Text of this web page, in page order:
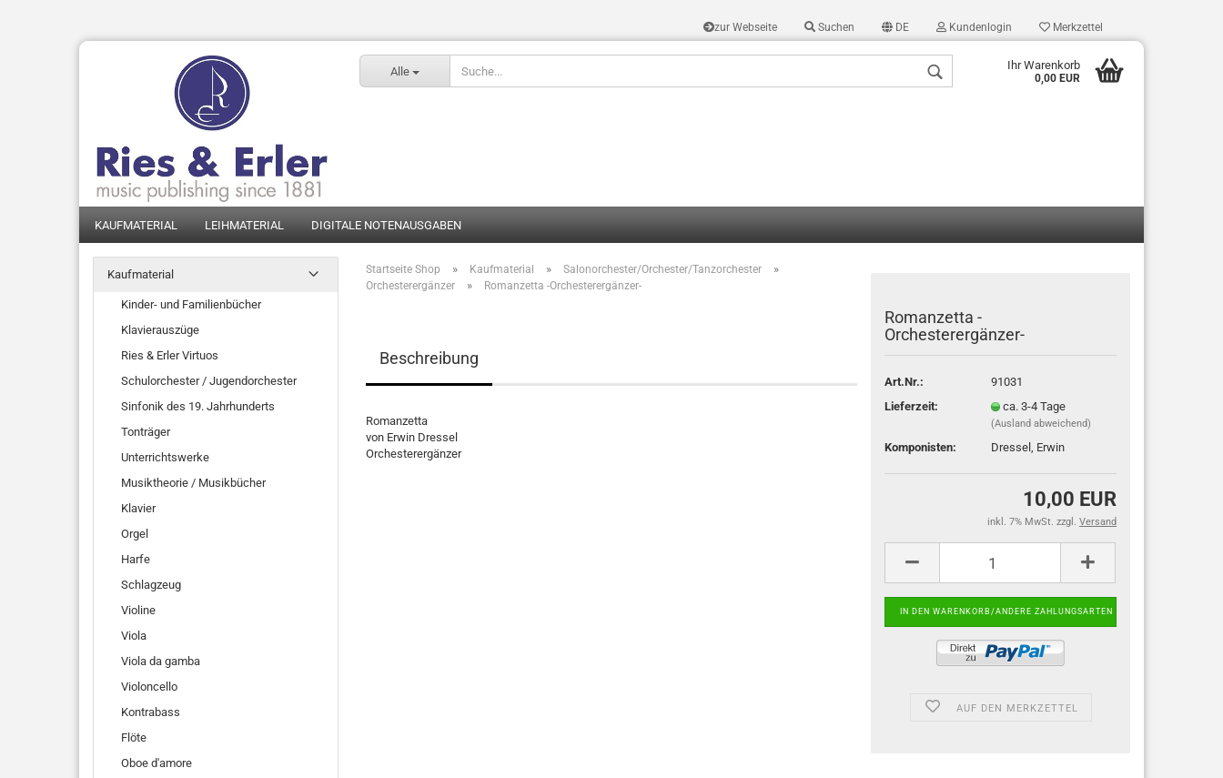
zur Webseite Suchen DE Kundenlogin Merkzettel
Alle Ihr Warenkorb
0,00 EUR
KAUFMATERIAL LEIHMATERIAL DIGITALE NOTENAUSGABEN
Startseite Shop » Kaufmaterial » Salonorchester/Orchester/Tanzorchester »
Orchesterergänzer » Romanzetta -Orchesterergänzer-
Romanzetta -
Orchesterergänzer-
Art.Nr.:
91031
Lieferzeit:
ca. 3-4 Tage
(Ausland abweichend)
Komponisten: Dressel, Erwin
10,00 EUR
inkl. 7% MwSt. zzgl. Versand
AUF DEN MERKZETTEL
Beschreibung
Romanzetta
von Erwin Dressel
Orchesterergänzer
Kaufmaterial
Kinder- und Familienbücher
Klavierauszüge
Ries & Erler Virtuos
Schulorchester / Jugendorchester
Sinfonik des 19. Jahrhunderts
Tonträger
Unterrichtswerke
Musiktheorie / Musikbücher
Klavier
Orgel
Harfe
Schlagzeug
Violine
Viola
Viola da gamba
Violoncello
Kontrabass
Flöte
Oboe d'amore